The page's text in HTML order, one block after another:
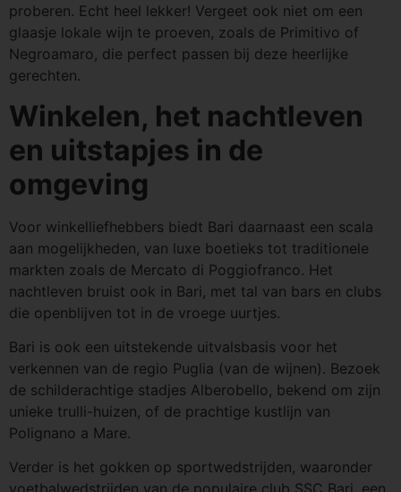
proberen. Echt heel lekker! Vergeet ook niet om een
glaasje lokale wijn te proeven, zoals de Primitivo of
Negroamaro, die perfect passen bij deze heerlijke
gerechten.
Winkelen, het nachtleven
en uitstapjes in de
omgeving
Voor winkelliefhebbers biedt Bari daarnaast een scala
aan mogelijkheden, van luxe boetieks tot traditionele
markten zoals de Mercato di Poggiofranco. Het
nachtleven bruist ook in Bari, met tal van bars en clubs
die openblijven tot in de vroege uurtjes.
Bari is ook een uitstekende uitvalsbasis voor het
verkennen van de regio Puglia (van de wijnen). Bezoek
de schilderachtige stadjes Alberobello, bekend om zijn
unieke trulli-huizen, of de prachtige kustlijn van
Polignano a Mare.
Verder is het gokken op sportwedstrijden, waaronder